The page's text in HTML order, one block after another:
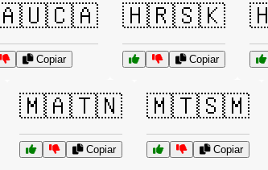
Copiar
🇭🇷🇸🇰
Copiar
🇲🇦🇹🇳
Copiar
🇲🇹🇸🇲
Copiar